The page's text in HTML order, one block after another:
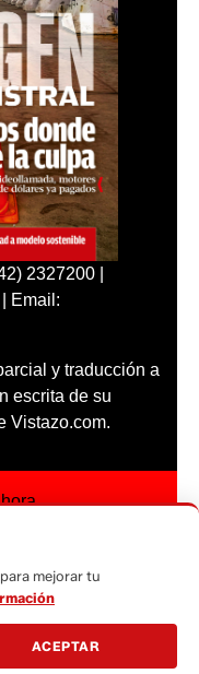
2327200 |
Email:
y traducción a
escrita de su
Vistazo.com.
mejorar tu
ACEPTAR